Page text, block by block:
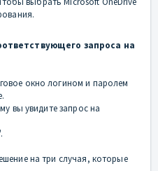
запроса на
окно логином и паролем
вы увидите запрос на
на три случая, которые